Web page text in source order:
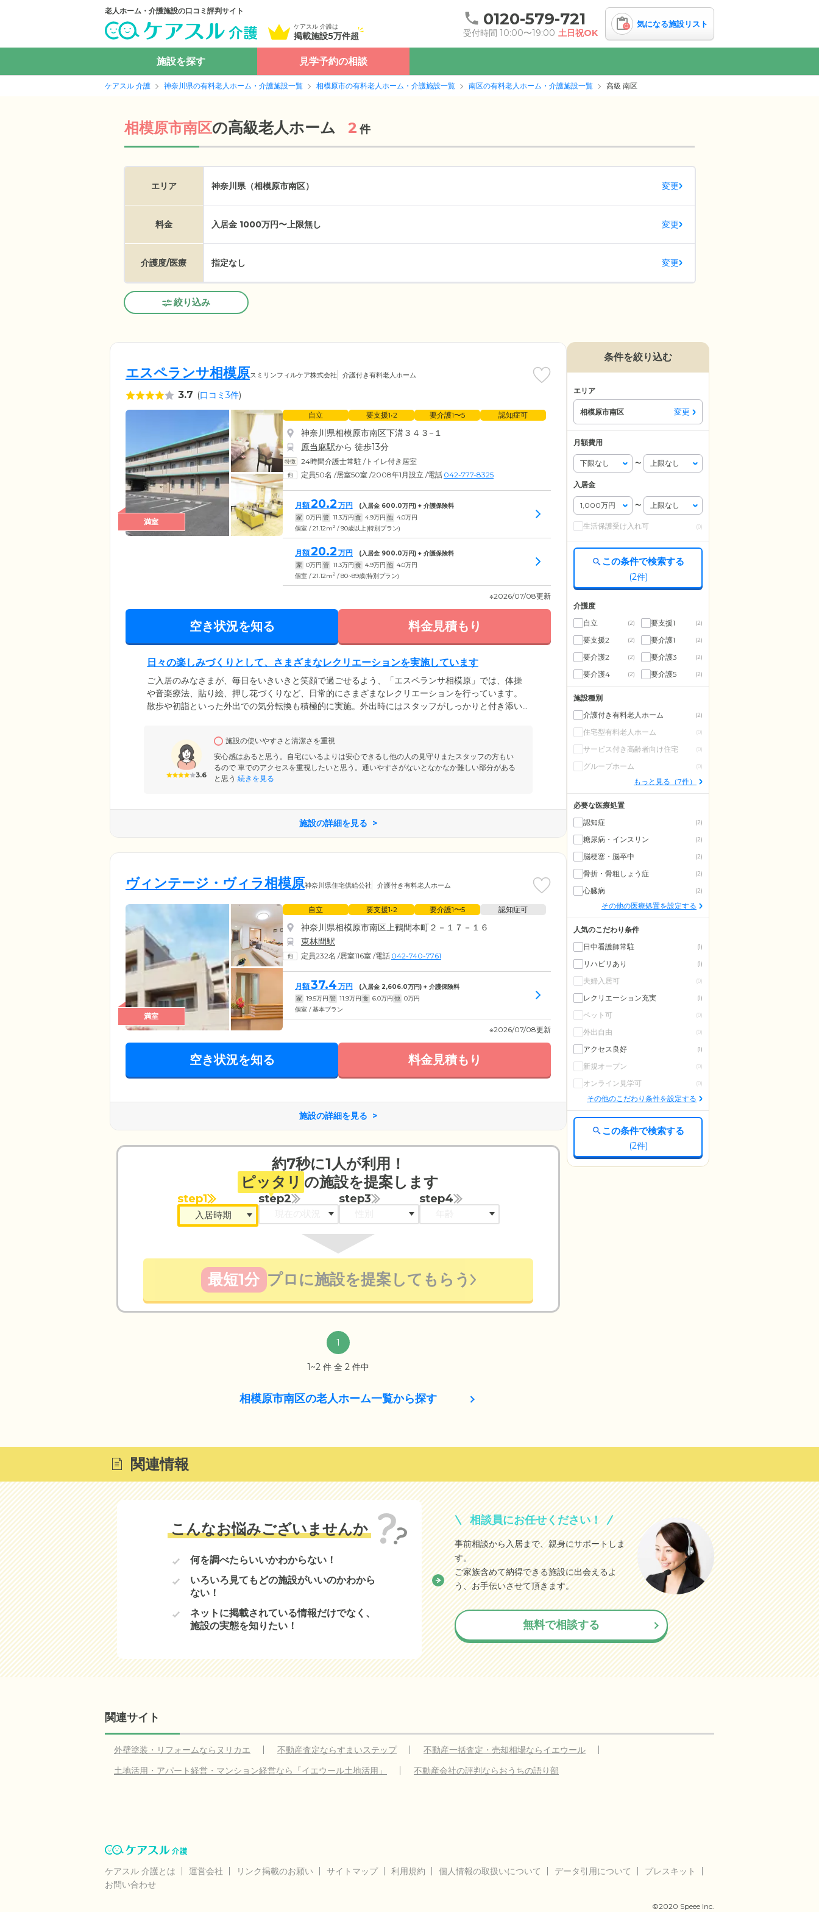
老人ホーム・介護施設の口コミ評判サイト
ケアスル 介護は
掲載施設5万件超
0120-579-721
受付時間 10:00〜19:00 土日祝OK
0 気になる施設リスト
施設を探す 見学予約の相談
ケアスル 介護 神奈川県の有料老人ホーム・介護施設一覧 相模原市の有料老人ホーム・介護施設一覧 南区の有料老人ホーム・介護施設一覧 高級 南区
相模原市南区の高級老人ホーム 2 件
エリア 神奈川県（相模原市南区） 変更
料金 入居金 1000万円〜上限無し 変更
介護度/医療 指定なし 変更
絞り込み
エスペランサ相模原スミリンフィルケア株式会社 介護付き有料老人ホーム
3.7 (口コミ3件)
満室
自立 要支援1•2 要介護1〜5 認知症可
神奈川県相模原市南区下溝３４３−１
原当麻駅から 徒歩13分
24時間介護士常駐 /トイレ付き居室
定員50名 /居室50室 /2008年1月設立 /電話 042-777-8325
月額20.2 万円 (入居金 600.0万円) + 介護保険料
家 0万円 管 11.3万円 食 4.9万円 他 4.0万円
個室 / 21.12m2 / 90歳以上(特別プラン)
月額20.2 万円 (入居金 900.0万円) + 介護保険料
家 0万円 管 11.3万円 食 4.9万円 他 4.0万円
個室 / 21.12m2 / 80~89歳(特別プラン)
※2026/07/08更新
空き状況を知る 料金見積もり
日々の楽しみづくりとして、さまざまなレクリエーションを実施しています
ご入居のみなさまが、毎日をいきいきと笑顔で過ごせるよう、「エスペランサ相模原」では、体操
や音楽療法、貼り絵、押し花づくりなど、日常的にさまざまなレクリエーションを行っています。
散歩や初詣といった外出での気分転換も積極的に実施。外出時にはスタッフがしっかりと付き添い
たり。毎月楽しみにしてくださっているご入居者様も多い、人気の取り組みです。
3.6
施設の使いやすさと清潔さを重視
安心感はあると思う。自宅にいるよりは安心できるし他の人の見守りまたスタッフの方もい
るので 車でのアクセスを重視したいと思う。通いやすさがないとなかなか難しい部分がある
と思う 続きを見る
施設の詳細を見る
ヴィンテージ・ヴィラ相模原神奈川県住宅供給公社 介護付き有料老人ホーム
満室
自立 要支援1•2 要介護1〜5 認知症可
神奈川県相模原市南区上鶴間本町２－１７－１６
東林間駅
定員232名 /居室116室 /電話 042-740-7761
月額37.4 万円 (入居金 2,606.0万円) + 介護保険料
家 19.5万円 管 11.9万円 食 6.0万円 他 0万円
個室 / 基本プラン
※2026/07/08更新
空き状況を知る 料金見積もり
施設の詳細を見る
約7秒に1人が利用！
ピッタリ の施設を提案します
step1 step2 step3 step4
最短1分 プロに施設を提案してもらう
1
1~2 件 全 2 件中
相模原市南区の老人ホーム一覧から探す
条件を絞り込む
エリア
相模原市南区 変更
月額費用
〜
入居金
〜
生活保護受け入れ可 (0)
この条件で検索する
(2件)
介護度
自立
(2) 要支援1 (2)
要支援2 (2) 要介護1 (2)
要介護2 (2) 要介護3 (2)
要介護4 (2) 要介護5 (2)
施設種別
介護付き有料老人ホーム
(2)
住宅型有料老人ホーム (0)
サービス付き高齢者向け住宅 (0)
グループホーム (0)
もっと見る（7件）
必要な医療処置
認知症
(2)
糖尿病・インスリン (2)
脳梗塞・脳卒中 (2)
骨折・骨粗しょう症 (2)
心臓病 (2)
その他の医療処置を設定する
人気のこだわり条件
日中看護師常駐
(1)
リハビリあり (1)
夫婦入居可 (0)
レクリエーション充実 (1)
ペット可 (0)
外出自由 (0)
アクセス良好 (1)
新規オープン (0)
オンライン見学可 (0)
その他のこだわり条件を設定する
この条件で検索する
(2件)
関連情報
こんなお悩みございませんか
何を調べたらいいかわからない！
いろいろ見てもどの施設がいいのかわから
ない！
ネットに掲載されている情報だけでなく、
施設の実態を知りたい！
相談員にお任せください！
事前相談から入居まで、親身にサポートしま
す。
ご家族含めて納得できる施設に出会えるよ
う、お手伝いさせて頂きます。
無料で相談する
関連サイト
外壁塗装・リフォームならヌリカエ 不動産査定ならすまいステップ
不動産一括査定・売却相場ならイエウール
土地活用・アパート経営・マンション経営なら「イエウール土地活用」
不動産会社の評判ならおうちの語り部
ケアスル 介護とは 運営会社 リンク掲載のお願い サイトマップ 利用規約 個人情報の取扱いについて データ引用について
プレスキット
お問い合わせ
©2020 Speee Inc.